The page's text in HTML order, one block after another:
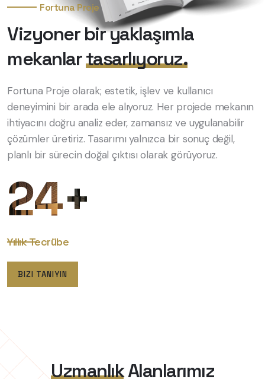
Fortuna Proje
Vizyoner bir yaklaşımla
mekanlartasarlıyoruz.
Fortuna Proje olarak; estetik, işlev ve kullanıcı
deneyimini bir arada ele alıyoruz. Her projede mekanın
ihtiyacını doğru analiz eder, zamansız ve uygulanabilir
çözümler üretiriz. Tasarımı yalnızca bir sonuç değil,
planlı bir sürecin doğal çıktısı olarak görüyoruz.
24+
YıllıkTecrübe
BIZI TANIYIN
UzmanlıkAlanlarımız